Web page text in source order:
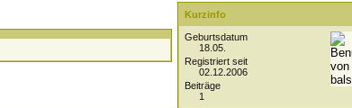
Kurzinfo
Geburtsdatum
18.05.
Registriert seit
02.12.2006
Beiträge
1